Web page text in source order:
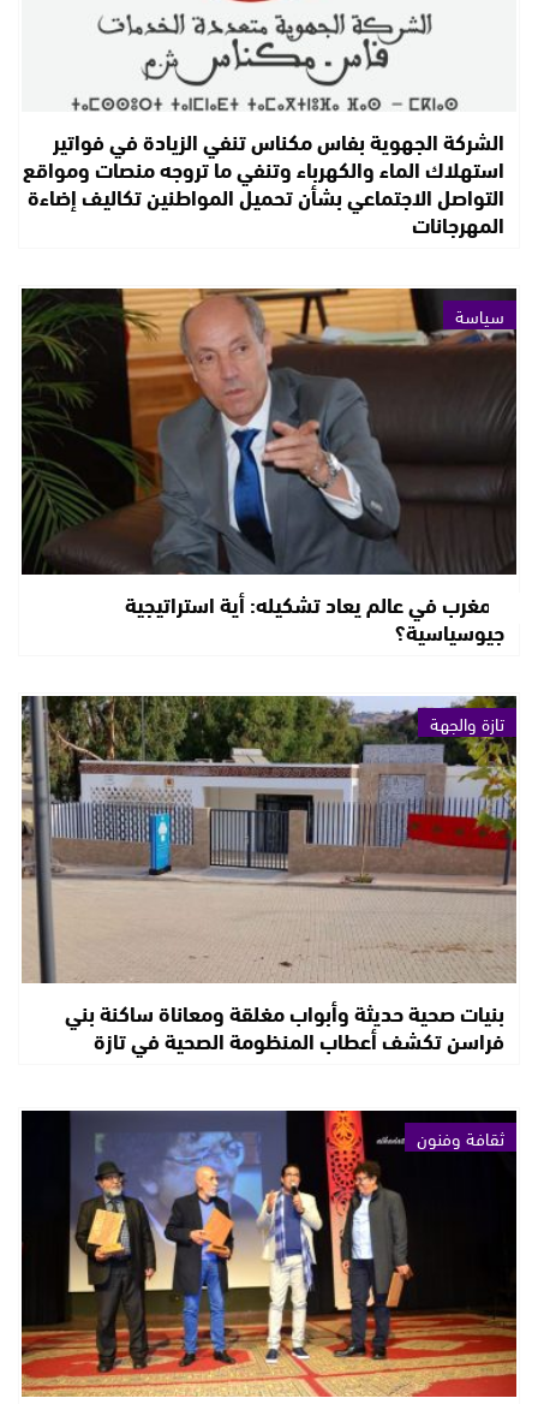
الشركة الجهوية بفاس مكناس تنفي الزيادة في فواتير
استهلاك الماء والكهرباء وتنفي ما تروجه منصات ومواقع
التواصل الاجتماعي بشأن تحميل المواطنين تكاليف إضاءة
المهرجانات
سياسة
المغرب في عالم يعاد تشكيله: أية استراتيجية
جيوسياسية؟
تازة والجهة
بنيات صحية حديثة وأبواب مغلقة ومعاناة ساكنة بني
فراسن تكشف أعطاب المنظومة الصحية في تازة
ثقافة وفنون